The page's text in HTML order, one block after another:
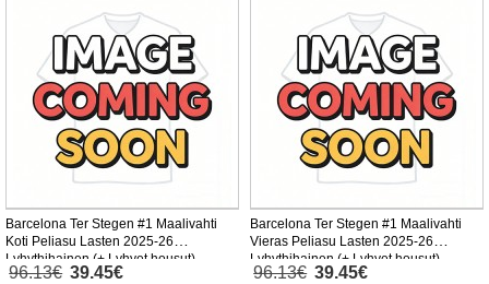
Barcelona Ter Stegen #1 Maalivahti
Koti Peliasu Lasten 2025-26
Lyhythihainen (+ Lyhyet housut)
96.13€ 39.45€
Barcelona Ter Stegen #1 Maalivahti
Vieras Peliasu Lasten 2025-26
Lyhythihainen (+ Lyhyet housut)
96.13€ 39.45€